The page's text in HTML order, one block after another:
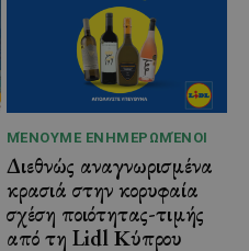
ΜΈΝΟΥΜΕ ΕΝΗΜΕΡΩΜΈΝΟΙ
Διεθνώς αναγνωρισμένα
κρασιά στην κορυφαία
σχέση ποιότητας-τιμής
από τη Lidl Κύπρου